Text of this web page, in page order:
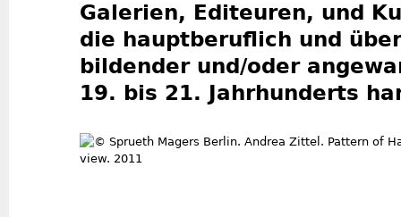
Galerien, Editeuren, und
die hauptberuflich und
bildender und/oder
19. bis 21. Jahrhunderts